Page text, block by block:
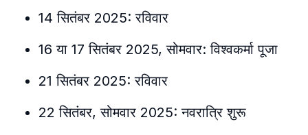
14 सितंबर 2025: रविवार
16 या 17 सितंबर 2025, सोमवार: विश्वकर्मा पूजा
21 सितंबर 2025: रविवार
22 सितंबर, सोमवार 2025: नवरात्रि शुरू